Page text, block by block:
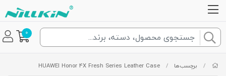
0
/ برچسب‌ها /
HUAWEI Honor 4X Fresh Series Leather Case